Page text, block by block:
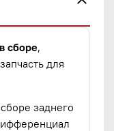
сборе,
для
заднего